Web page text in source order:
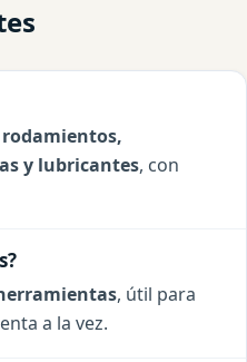
rodamientos,
y lubricantes, con
, útil para
a la vez.